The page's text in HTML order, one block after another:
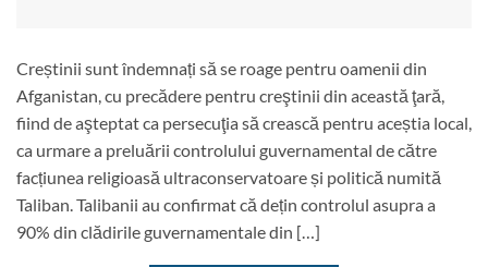
Creștinii sunt îndemnați să se roage pentru oamenii din
Afganistan, cu precădere pentru creştinii din această ţară,
fiind de aşteptat ca persecuţia să crească pentru aceștia local,
ca urmare a preluării controlului guvernamental de către
facțiunea religioasă ultraconservatoare și politică numită
Taliban. Talibanii au confirmat că dețin controlul asupra a
90% din clădirile guvernamentale din […]